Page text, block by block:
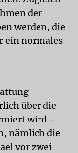
der
werden, die
ein normales
über die
wird –
nämlich die
vor zwei